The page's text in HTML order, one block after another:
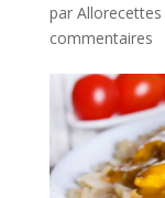
par Allorecettes
commentaires